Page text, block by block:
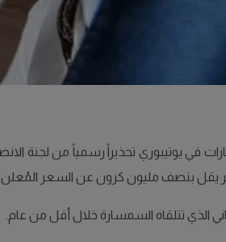
يقل بنصف مليون كرون عن السعر المُعلن.
الذي تتلقاه السمسارة خلال أقل من عام.